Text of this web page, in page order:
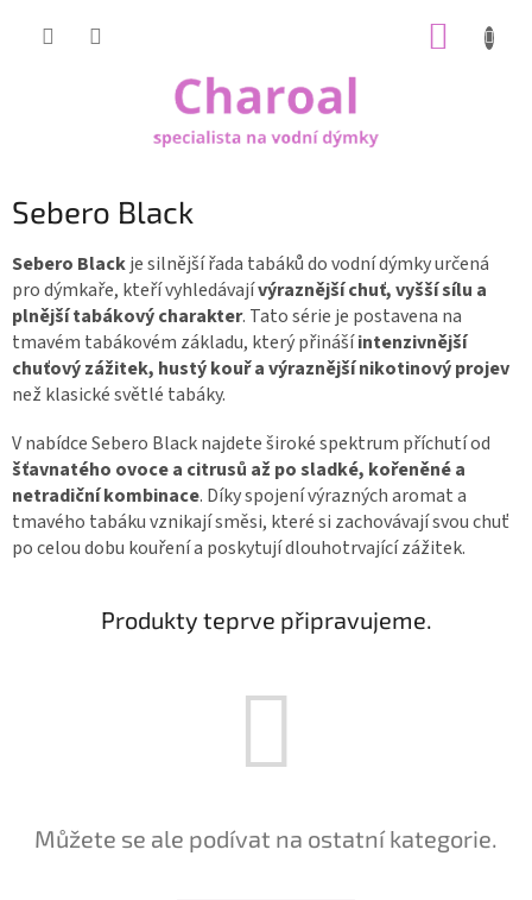
Sebero Black
Sebero Blackje silnější řada tabáků do vodní dýmky určená
pro dýmkaře, kteří vyhledávajívýraznější chuť, vyšší sílu a
plnější tabákový charakter. Tato série je postavena na
tmavém tabákovém základu, který přinášíintenzivnější
chuťový zážitek, hustý kouř a výraznější nikotinový projev
než klasické světlé tabáky.
V nabídce Sebero Black najdete široké spektrum příchutí od
šťavnatého ovoce a citrusů až po sladké, kořeněné a
netradiční kombinace. Díky spojení výrazných aromat a
tmavého tabáku vznikají směsi, které si zachovávají svou chuť
po celou dobu kouření a poskytují dlouhotrvající zážitek.
Produkty teprve připravujeme.
Můžete se ale podívat na ostatní kategorie.